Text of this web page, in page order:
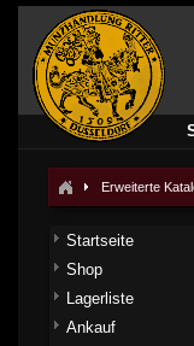
Erweiterte
Startseite
Shop
Lagerliste
Ankauf